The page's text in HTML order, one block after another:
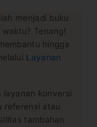
menjadi buku
Tenang!
hingga
Layanan
layanan konversi
referensi atau
tambahan